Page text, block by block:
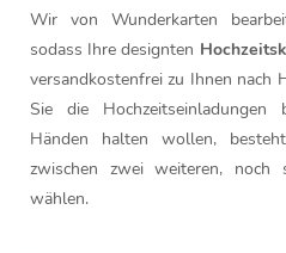
Wir von Wunderkarten
sodass Ihre designten
versandkostenfrei zu Ihnen nach
Sie die
Händen halten wollen,
zwischen zwei weiteren, noch
wählen.